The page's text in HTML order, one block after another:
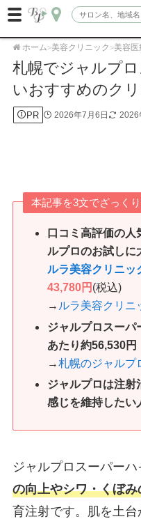
ホーム>美容クリニック >美容医
札幌でジャルプ
いおすすめのク
PR 2026年7月6日 2026
本記事を3文でざっく
口コミ高評価の人
ルプロのお試しに
ルラ美容クリニッ
43,780円 (税込)
→ ルラ美容クリニ
ジャルプロスーパ
あたり約56,530円
→札幌のジャルプ
ジャルプロは注射
感じを維持したい
ジャルプロスーパー
の向上やシワ・くぼ
育注射です。肌を土